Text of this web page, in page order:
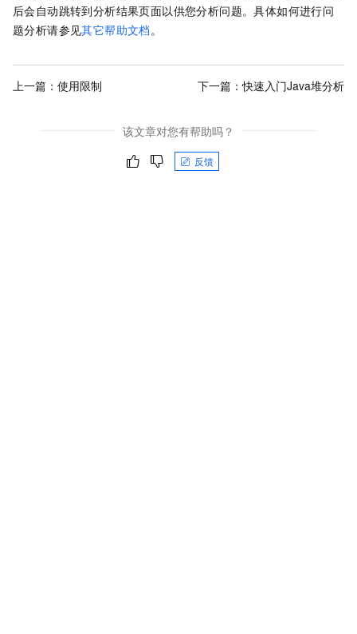
后会自动跳转到分析结果页面以供您分析问题。具体如何进行问
题分析请参见其它帮助文档 。
上一篇： 使用限制 下一篇：快速入门Java堆分析
该文章对您有帮助吗？
反馈